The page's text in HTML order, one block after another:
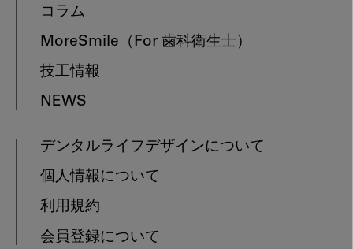
コラム
MoreSmile （For 歯科衛生士）
技工情報
NEWS
デンタルライフデザインについて
個人情報について
利用規約
会員登録について